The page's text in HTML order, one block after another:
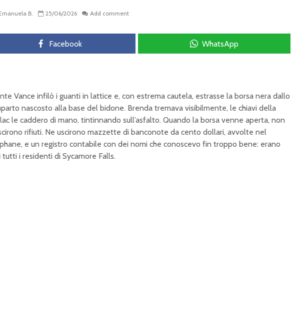
B. 25/06/2026 Add comment
Facebook WhatsApp
Vance infilò i guanti in lattice e, con estrema cautela, estrasse la borsa nera dallo
nascosto alla base del bidone. Brenda tremava visibilmente, le chiavi della
le caddero di mano, tintinnando sull’asfalto. Quando la borsa venne aperta, non
rifiuti. Ne uscirono mazzette di banconote da cento dollari, avvolte nel
e un registro contabile con dei nomi che conoscevo fin troppo bene: erano
tutti i residenti di Sycamore Falls.